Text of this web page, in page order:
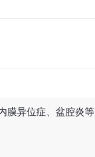
膜异位症、盆腔炎